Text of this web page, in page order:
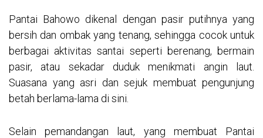
Pantai Bahowo dikenal dengan pasir putihnya yang
bersih dan ombak yang tenang, sehingga cocok untuk
berbagai aktivitas santai seperti berenang, bermain
pasir, atau sekadar duduk menikmati angin laut.
Suasana yang asri dan sejuk membuat pengunjung
betah berlama-lama di sini.
Selain pemandangan laut, yang membuat Pantai